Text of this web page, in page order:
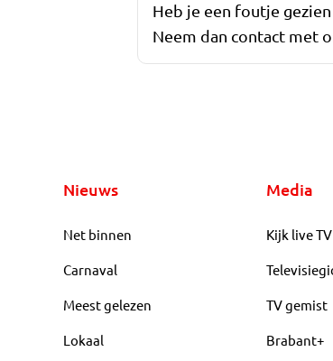
Heb je een foutje
Neem dan contact met
Nieuws
Net binnen
Carnaval
Meest gelezen
Lokaal
Media
Kijk live TV
TV gemist
Brabant+